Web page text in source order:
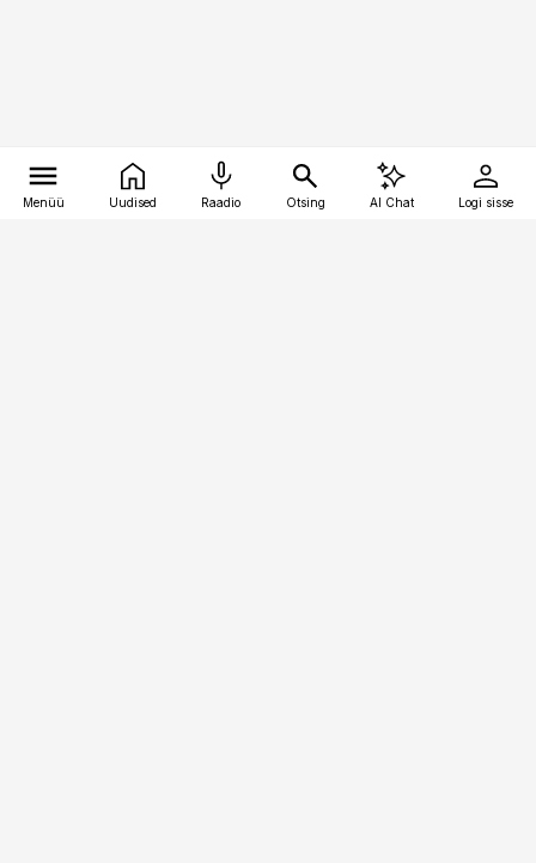
Menüü Uudised Raadio Otsing AI Chat Logi sisse